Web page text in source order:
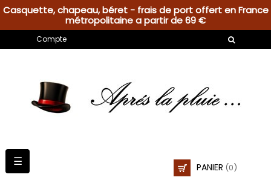
Casquette, chapeau, béret - frais de port offert en France
métropolitaine a partir de 69 €
Compte
PANIER (0)
Basculer
la
☰